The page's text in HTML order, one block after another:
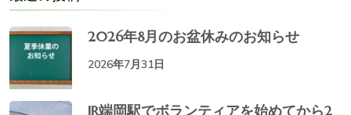
2026年8月のお盆休みのお知らせ
2026年7月31日
JR端岡駅でボランティアを始めてから2